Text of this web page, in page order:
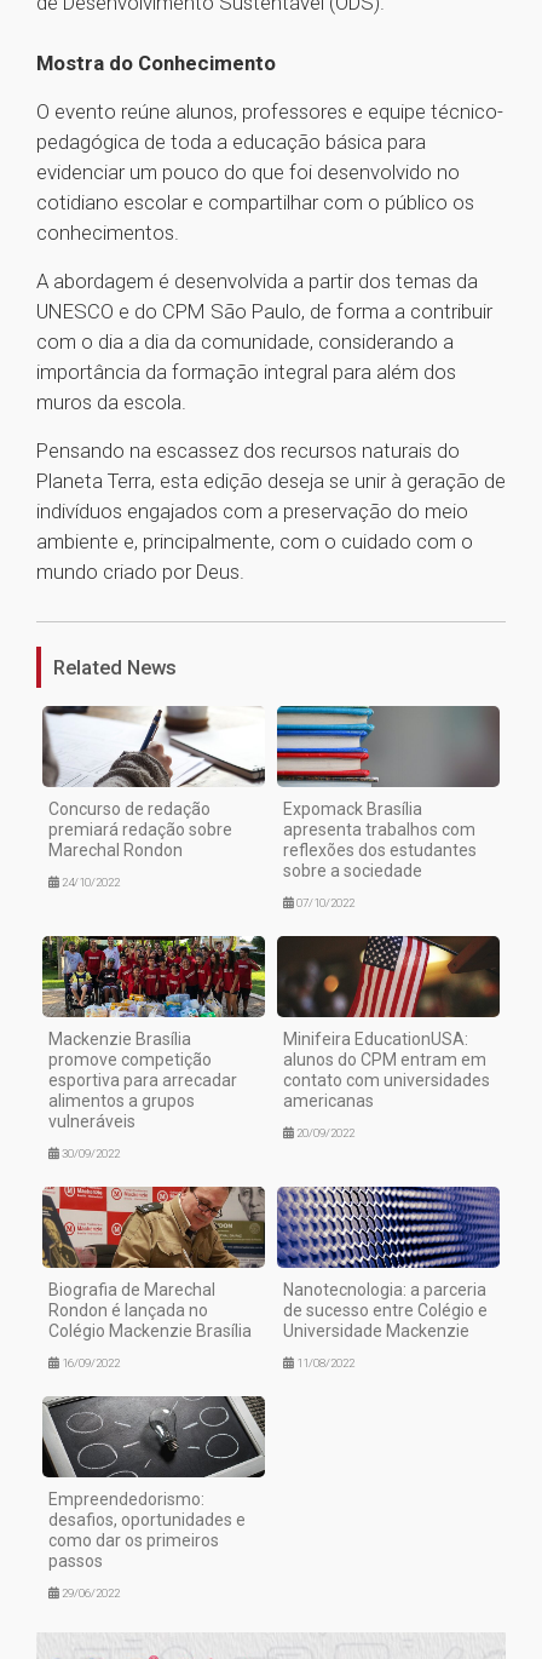
Mostra do Conhecimento
O evento reúne alunos, professores e equipe técnico-
pedagógica de toda a educação básica para
evidenciar um pouco do que foi desenvolvido no
cotidiano escolar e compartilhar com o público os
conhecimentos.
A abordagem é desenvolvida a partir dos temas da
UNESCO e do CPM São Paulo, de forma a contribuir
com o dia a dia da comunidade, considerando a
importância da formação integral para além dos
muros da escola.
Pensando na escassez dos recursos naturais do
Planeta Terra, esta edição deseja se unir à geração de
indivíduos engajados com a preservação do meio
ambiente e, principalmente, com o cuidado com o
mundo criado por Deus.
Related News
Concurso de redação
premiará redação sobre
Marechal Rondon
24/10/2022
Expomack Brasília
apresenta trabalhos com
reflexões dos estudantes
sobre a sociedade
07/10/2022
Mackenzie Brasília
promove competição
esportiva para arrecadar
alimentos a grupos
vulneráveis
30/09/2022
Minifeira EducationUSA:
alunos do CPM entram em
contato com universidades
americanas
20/09/2022
Biografia de Marechal
Rondon é lançada no
Colégio Mackenzie Brasília
16/09/2022
Nanotecnologia: a parceria
de sucesso entre Colégio e
Universidade Mackenzie
11/08/2022
Empreendedorismo:
desafios, oportunidades e
como dar os primeiros
passos
29/06/2022